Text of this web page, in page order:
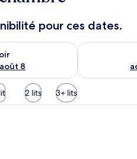
pour ces dates.
8
pour ce soir août 7 - août 8
Vérifier la
2 lits 3+ lits
Une chambre d’hôtel avec